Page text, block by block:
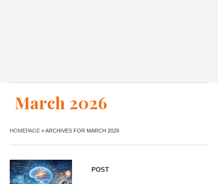
March 2026
HOMEPAGE »ARCHIVES FOR MARCH 2026
POST